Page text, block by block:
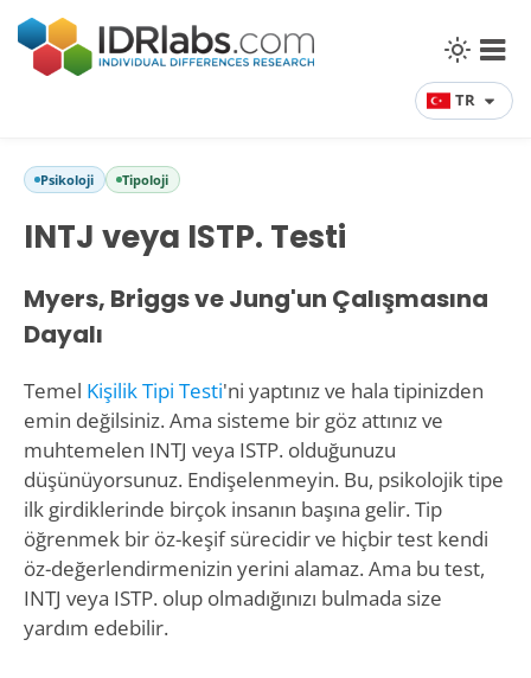
TR
Psikoloji Tipoloji
INTJ veya ISTP. Testi
Myers, Briggs ve Jung'un Çalışmasına
Dayalı
Temel Kişilik Tipi Testi'ni yaptınız ve hala tipinizden
emin değilsiniz. Ama sisteme bir göz attınız ve
muhtemelen INTJ veya ISTP. olduğunuzu
düşünüyorsunuz. Endişelenmeyin. Bu, psikolojik tipe
ilk girdiklerinde birçok insanın başına gelir. Tip
öğrenmek bir öz-keşif sürecidir ve hiçbir test kendi
öz-değerlendirmenizin yerini alamaz. Ama bu test,
INTJ veya ISTP. olup olmadığınızı bulmada size
yardım edebilir.